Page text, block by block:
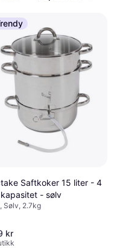
andre
matlagingsopplevelse!
her
Saftkoker 15 liter - 4
- sølv
Sølv, 2.7kg
kr